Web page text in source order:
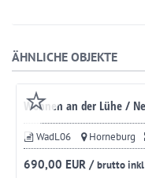
ÄHNLICHE OBJEKTE
Wohnen an der Lühe /
WadL06 Horneburg
690,00 EUR /brutto inkl